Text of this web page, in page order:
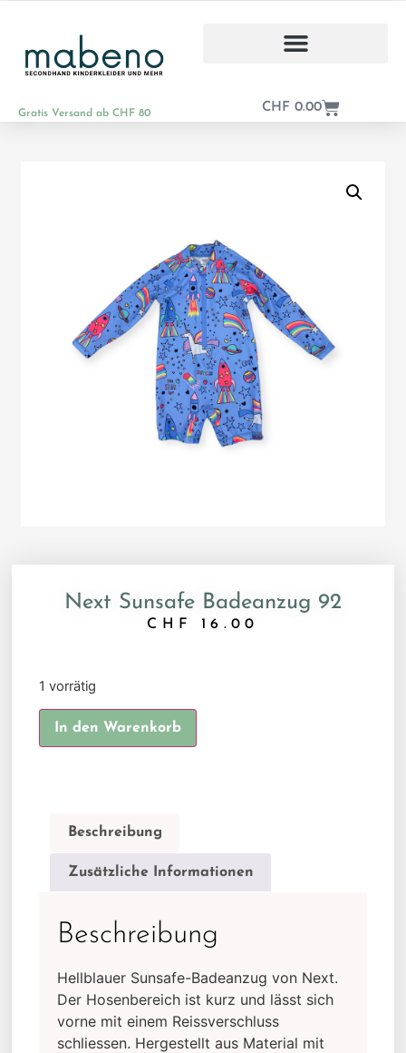
Gratis Versand ab CHF 80 CHF 0.00
Next Sunsafe Badeanzug 92
CHF 16.00
1 vorrätig
In den Warenkorb
Beschreibung
Zusätzliche Informationen
Beschreibung
Hellblauer Sunsafe-Badeanzug von Next.
Der Hosenbereich ist kurz und lässt sich
vorne mit einem Reissverschluss
schliessen. Hergestellt aus Material mit